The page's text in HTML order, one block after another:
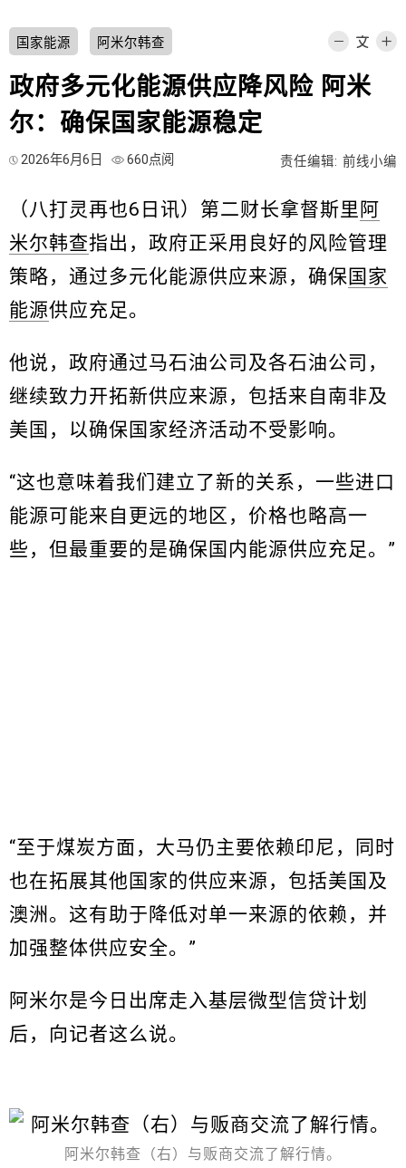
国家能源 阿米尔韩查
政府多元化能源供应降风险 阿米
尔：确保国家能源稳定
2026年6月6日 660点阅 责任编辑: 前线小编
（八打灵再也6日讯）第二财长拿督斯里 阿
米尔韩查指出，政府正采用良好的风险管理
策略，通过多元化能源供应来源，确保 国家
能源供应充足。
他说，政府通过马石油公司及各石油公司，
继续致力开拓新供应来源，包括来自南非及
美国，以确保国家经济活动不受影响。
“这也意味着我们建立了新的关系，一些进口
能源可能来自更远的地区，价格也略高一
些，但最重要的是确保国内能源供应充足。”
“至于煤炭方面，大马仍主要依赖印尼，同时
也在拓展其他国家的供应来源，包括美国及
澳洲。这有助于降低对单一来源的依赖，并
加强整体供应安全。”
阿米尔是今日出席走入基层微型信贷计划
后，向记者这么说。
阿米尔韩查（右）与贩商交流了解行情。